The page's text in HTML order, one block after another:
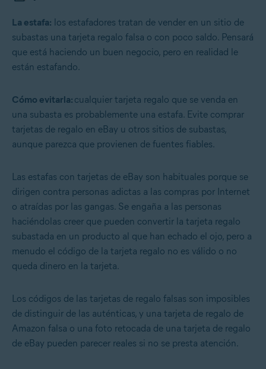
La estafa: los estafadores tratan de vender en un sitio de
subastas una tarjeta regalo falsa o con poco saldo. Pensará
que está haciendo un buen negocio, pero en realidad le
están estafando.
Cómo evitarla: cualquier tarjeta regalo que se venda en
una subasta es probablemente una estafa. Evite comprar
tarjetas de regalo en eBay u otros sitios de subastas,
aunque parezca que provienen de fuentes fiables.
Las estafas con tarjetas de eBay son habituales porque se
dirigen contra personas adictas a las compras por Internet
o atraídas por las gangas. Se engaña a las personas
haciéndolas creer que pueden convertir la tarjeta regalo
subastada en un producto al que han echado el ojo, pero a
menudo el código de la tarjeta regalo no es válido o no
queda dinero en la tarjeta.
Los códigos de las tarjetas de regalo falsas son imposibles
de distinguir de las auténticas, y una tarjeta de regalo de
Amazon falsa o una foto retocada de una tarjeta de regalo
de eBay pueden parecer reales si no se presta atención.